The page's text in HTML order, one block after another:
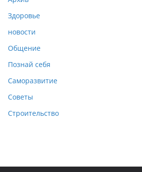
Здоровье
новости
Общение
Познай себя
Саморазвитие
Советы
Строительство